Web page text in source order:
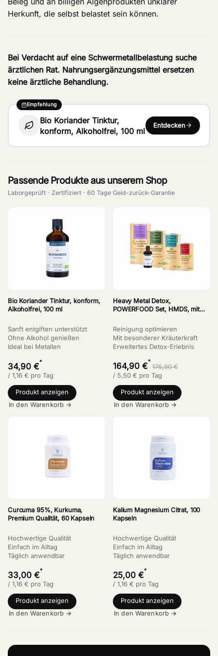
Herkunft, die selbst belastet sein können.
Bei Verdacht auf eine Schwermetallbelastung suche
ärztlichen Rat. Nahrungsergänzungsmittel ersetzen
keine ärztliche Behandlung.
Empfehlung
Bio Koriander Tinktur,
konform, Alkoholfrei, 100 ml
Entdecken
Passende Produkte aus unserem Shop
Laborgeprüft · Zertifiziert · 60 Tage Geld-zurück-Garantie
Bio Koriander Tinktur, konform,
Alkoholfrei, 100 ml
Sanft entgiften unterstützt
Ohne Alkohol genießen
Ideal bei Metallen
34,90 €*
/ 1,16 € pro Tag
Produkt anzeigen
In den Warenkorb →
Heavy Metal Detox,
POWERFOOD Set, HMDS, mit
Reinigung optimieren
Mit besonderer Kräuterkraft
Erweitertes Detox-Erlebnis
164,90 €*
176,90 €
/ 5,50 € pro Tag
Produkt anzeigen
In den Warenkorb →
Curcuma 95%, Kurkuma,
Premium Qualität, 60 Kapseln
Hochwertige Qualität
Einfach im Alltag
Täglich anwendbar
33,00 €*
/ 1,16 € pro Tag
Produkt anzeigen
In den Warenkorb →
Kalium Magnesium Citrat, 100
Kapseln
Hochwertige Qualität
Einfach im Alltag
Täglich anwendbar
25,00 €*
/ 1,16 € pro Tag
Produkt anzeigen
In den Warenkorb →